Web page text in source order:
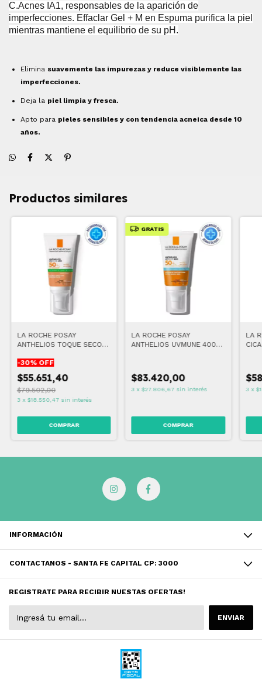
C.Acnes IA1, responsables de la aparición de
imperfecciones. Effaclar Gel + M en Espuma purifica la piel
mientras mantiene el equilibrio de su pH.
Elimina suavemente las impurezas y reduce visiblemente las
imperfecciones.
Deja la piel limpia y fresca.
Apto para pieles sensibles y con tendencia acneica desde 10
años.
Productos similares
LA ROCHE POSAY
ANTHELIOS TOQUE SECO
-30% OFF
$55.651,40
$79.502,00
3 x $18.550,47 sin interés
GRATIS
LA ROCHE POSAY
ANTHELIOS UVMUNE 400
$83.420,00
3 x $27.806,67 sin interés
LA
3 x
INFORMACIÓN
CONTACTANOS - SANTA FE CAPITAL CP: 3000
REGISTRATE PARA RECIBIR NUESTAS OFERTAS!